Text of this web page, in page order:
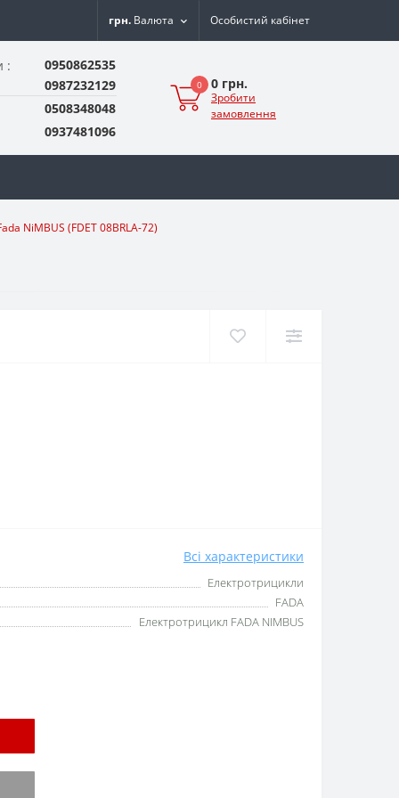
грн. Валюта Особистий кабінет
:
0950862535
0987232129
0508348048
0937481096
0 0 грн.
Зробити
замовлення
NiMBUS (FDET 08BRLA-72)
Всі характеристики
Електротрицикли
FADA
Електротрицикл FADA NIMBUS